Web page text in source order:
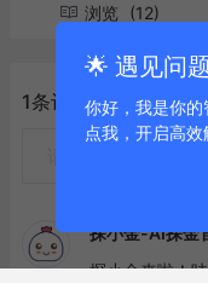
浏览 (12)
1条评论
探小金-AI探金
探小金来啦！
🌟 遇见问
你好，我是你的
点我，开启高效